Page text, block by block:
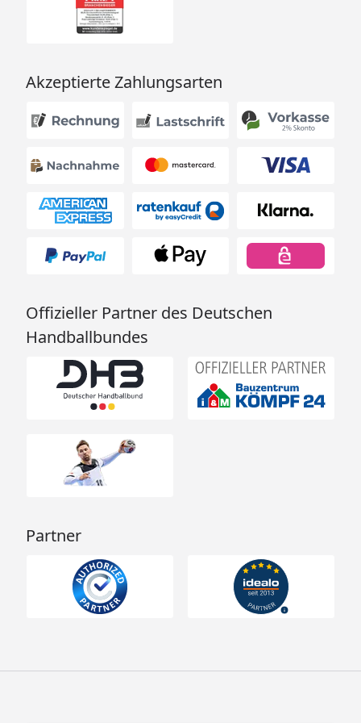
Karibu Montageanleitung 9 kw Bio-
Kombiofen
Spezielle Grundkonstruktion:
Vormontierte Wandelemente werden durch
Schrauben und Stecken miteinander verbunden
Fronten bestehen innen aus einer stabilen
der Fronten sind mit 12,5 mm Spezial-Softline-
Fichte-Profilholz verkleidet (gesamt: 68mm)
Rückwände bestehen innen aus einer stabilen
Rahmenkonstruktion mit 42 mm
Akzeptierte Zahlungsarten
Offizieller Partner des Deutschen
Handballbundes
Partner